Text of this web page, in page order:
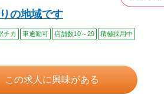
の地域です
チカ 車通勤可 店舗数10～29
積極採用中
この求人に興味がある